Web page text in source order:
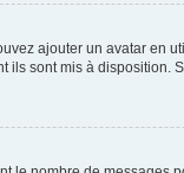
ajouter un avatar en
sont mis à disposition.